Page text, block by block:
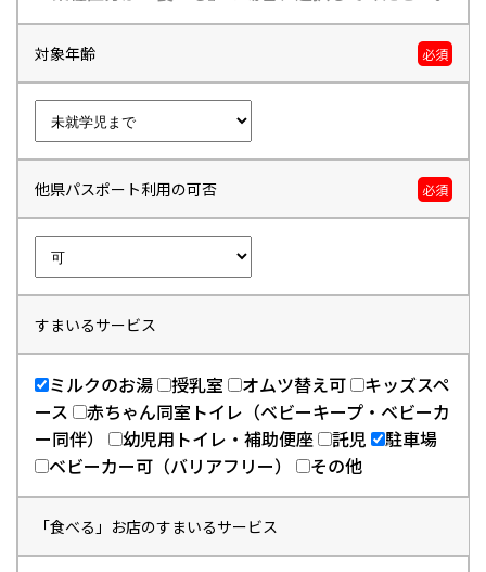
対象年齢 必須
他県パスポート利用の可否 必須
すまいるサービス
ミルクのお湯 授乳室 オムツ替え可
キッズスペ
ース
赤ちゃん同室トイレ（ベビーキープ・ベビーカ
ー同伴）
幼児用トイレ・補助便座 託児
駐車場
ベビーカー可（バリアフリー）
その他
「食べる」お店のすまいるサービス